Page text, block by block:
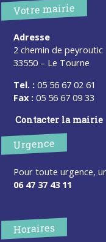
Votre mairie
Adresse
2 chemin de peyroutic
33550 – Le Tourne
Tel. : 05 56 67 02 61
Fax : 05 56 67 09 33
Contacter la mairie
Urgence
Pour toute urgence,
06 47 37 43 11
Horaires